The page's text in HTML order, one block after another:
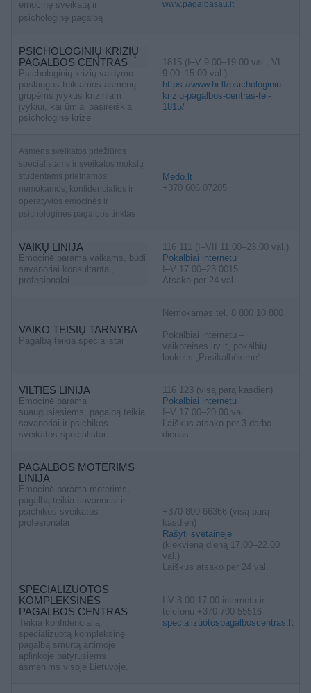
emocinę sveikatą ir
psichologinę pagalbą
www.pagalbasau.lt
PSICHOLOGINIŲ KRIZIŲ
PAGALBOS CENTRAS
Psichologinių krizių valdymo
paslaugos teikiamos asmenų
grupėms įvykus kriziniam
įvykiui, kai ūmiai pasireiškia
psichologinė krizė
1815 (I–V 9.00–19.00 val., VI
9.00–15.00 val.)
https://www.hi.lt/psichologiniu-
kriziu-pagalbos-centras-tel-
1815/
Asmens sveikatos priežiūros
specialistams ir sveikatos mokslų
studentams prieinamos
nemokamos, konfidencialios ir
operatyvios emocinės ir
psichologinės pagalbos tinklas
Medo.lt
+370 606 07205
VAIKŲ LINIJA
Emocinė parama vaikams, budi
savanoriai konsultantai,
profesionalai
116 111 (I–VII 11.00–23.00 val.)
Pokalbiai internetu
I–V 17.00–23.0015
Atsako per 24 val.
VAIKO TEISIŲ TARNYBA
Pagalbą teikia specialistai
Nemokamas tel. 8 800 10 800
Pokalbiai internetu –
vaikoteises.lrv.lt, pokalbių
laukelis „Pasikalbėkime“
VILTIES LINIJA
Emocinė parama
suaugusiesiems, pagalbą teikia
savanoriai ir psichikos
sveikatos specialistai
116 123 (visą parą kasdien)
Pokalbiai internetu
I–V 17.00–20.00 val.
Laiškus atsako per 3 darbo
dienas
PAGALBOS MOTERIMS
LINIJA
Emocinė parama moterims,
pagalbą teikia savanoriai ir
psichikos sveikatos
profesionalai
SPECIALIZUOTOS
KOMPLEKSINĖS
PAGALBOS CENTRAS
Teikia konfidencialią,
specializuotą kompleksinę
pagalbą smurtą artimoje
aplinkoje patyrusiems
asmenims visoje Lietuvoje.
+370 800 66366 (visą parą
kasdien)
Rašyti svetainėje
(kiekvieną dieną 17.00–22.00
val.)
Laiškus atsako per 24 val.
I-V 8.00-17.00 internetu ir
telefonu +370 700 55516
specializuotospagalboscentras.lt